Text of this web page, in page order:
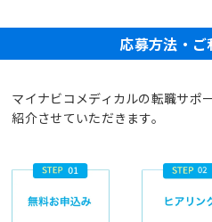
応募方法・ご
マイナビコメディカルの転職サポ
紹介させていただきます。